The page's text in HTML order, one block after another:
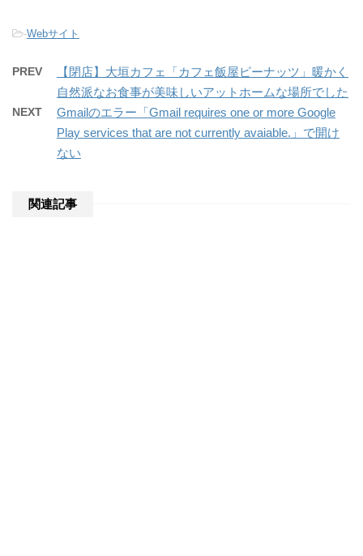
-Webサイト
PREV
【閉店】大垣カフェ「カフェ飯屋ピーナッツ」暖かく
自然派なお食事が美味しいアットホームな場所でした
NEXT
Gmailのエラー「Gmail requires one or more Google
Play services that are not currently avaiable.」で開け
ない
関連記事